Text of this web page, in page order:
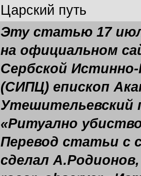
Царский путь
Эту статью 17
на официальном
Сербской
(СИПЦ) епископ
Утешительевский
«Ритуално
Перевод статьи с
сделал